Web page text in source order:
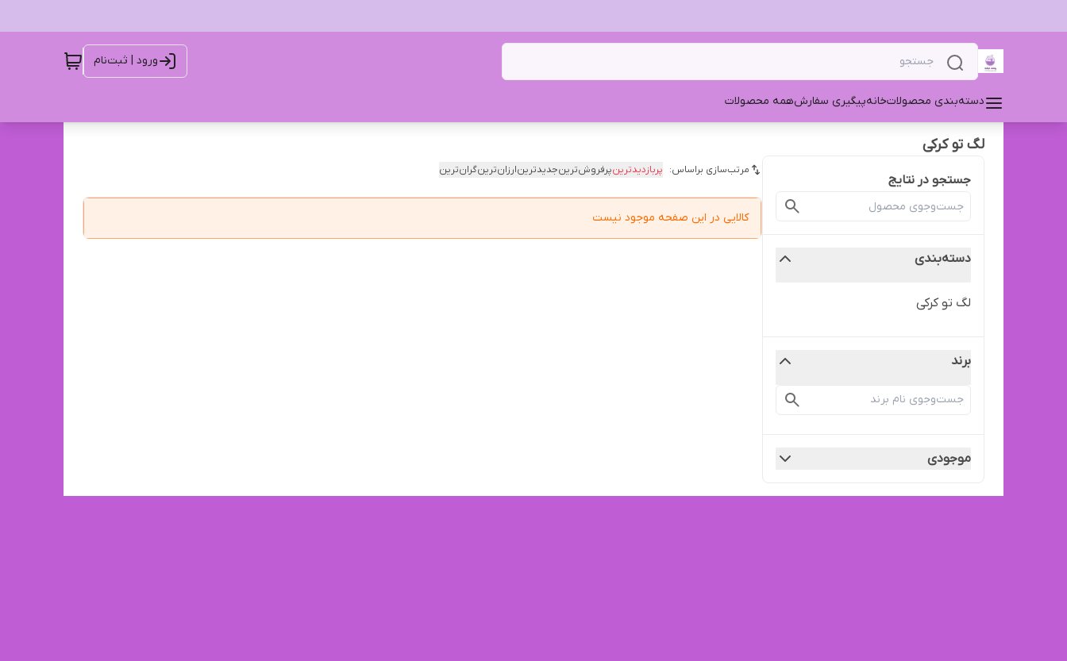
ورود | ثبت‌نام
دسته‌بندی محصولاتخانهپیگیری سفارشهمه محصولات
لگ تو کرکی
جستجو در نتایج
دسته‌بندی
لگ تو کرکی
برند
موجودی
مرتب‌سازی براساس: پربازدیدترینپرفروش‌ترینجدیدترینارزان‌ترینگران‌ترین
کالایی در این صفحه موجود نیست